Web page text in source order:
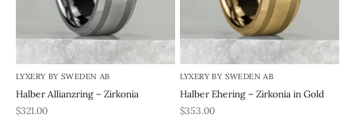
LYXERY BY SWEDEN AB
Halber Allianzring – Zirkonia
REA-pris
$321.00
LYXERY BY SWEDEN AB
Halber Ehering – Zirkonia in Gold
REA-pris
$353.00